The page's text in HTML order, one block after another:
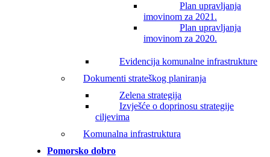
Plan upravljanja
imovinom za 2021.
Plan upravljanja
imovinom za 2020.
Evidencija komunalne infrastrukture
Dokumenti strateškog planiranja
Zelena strategija
Izvješće o doprinosu strategije
ciljevima
Komunalna infrastruktura
Pomorsko dobro